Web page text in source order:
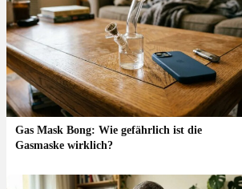
Gas Mask Bong: Wie gefährlich ist die
Gasmaske wirklich?